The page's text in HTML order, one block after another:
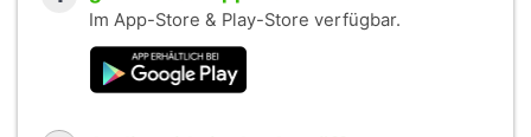
Im App-Store & Play-Store verfügbar.